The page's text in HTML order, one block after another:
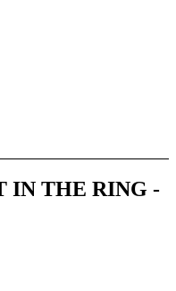
IN THE RING -